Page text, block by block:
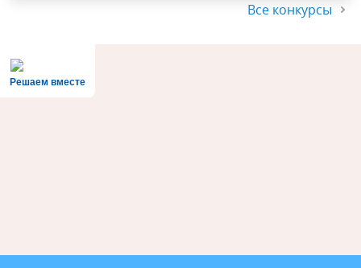
Все конкурсы
Решаем вместе